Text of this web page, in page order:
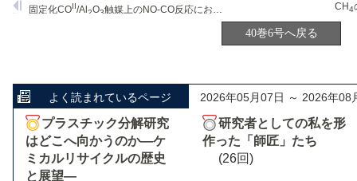
CH4
固定化CO /Al 2O3触媒上のNO-CO反応における新機構Surface Catalytic Reactions Assisted by Gas Phase Molecules
40巻6号へ戻る
よく読まれているページ 2026年05月07日 ～ 2026年08
プラスチック分解研究
はどこへ向かうのか―ケ
ミカルリサイクルの歴史
と展望―
研究者としての私を形
作った「師匠」たち
(26回)